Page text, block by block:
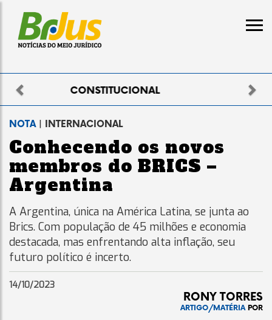
ELEITORAL
Previous
NOTA| INTERNACIONAL
Conhecendo os novos
membros do BRICS –
Argentina
A Argentina, única na América Latina, se junta ao
Brics. Com população de 45 milhões e economia
destacada, mas enfrentando alta inflação, seu
futuro político é incerto.
14/10/2023
RONY TORRES
ARTIGO/MATÉRIAPOR